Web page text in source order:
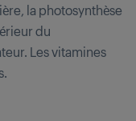
la photosynthèse
du
Les vitamines